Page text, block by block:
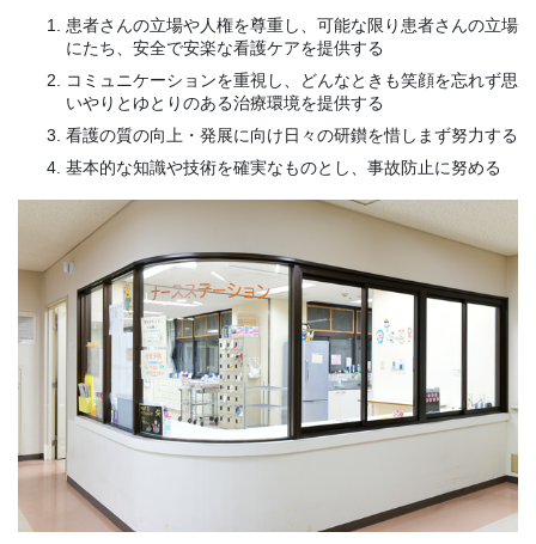
患者さんの立場や人権を尊重し、可能な限り患者さんの立場
にたち、安全で安楽な看護ケアを提供する
コミュニケーションを重視し、どんなときも笑顔を忘れず思
いやりとゆとりのある治療環境を提供する
看護の質の向上・発展に向け日々の研鑚を惜しまず努力する
基本的な知識や技術を確実なものとし、事故防止に努める